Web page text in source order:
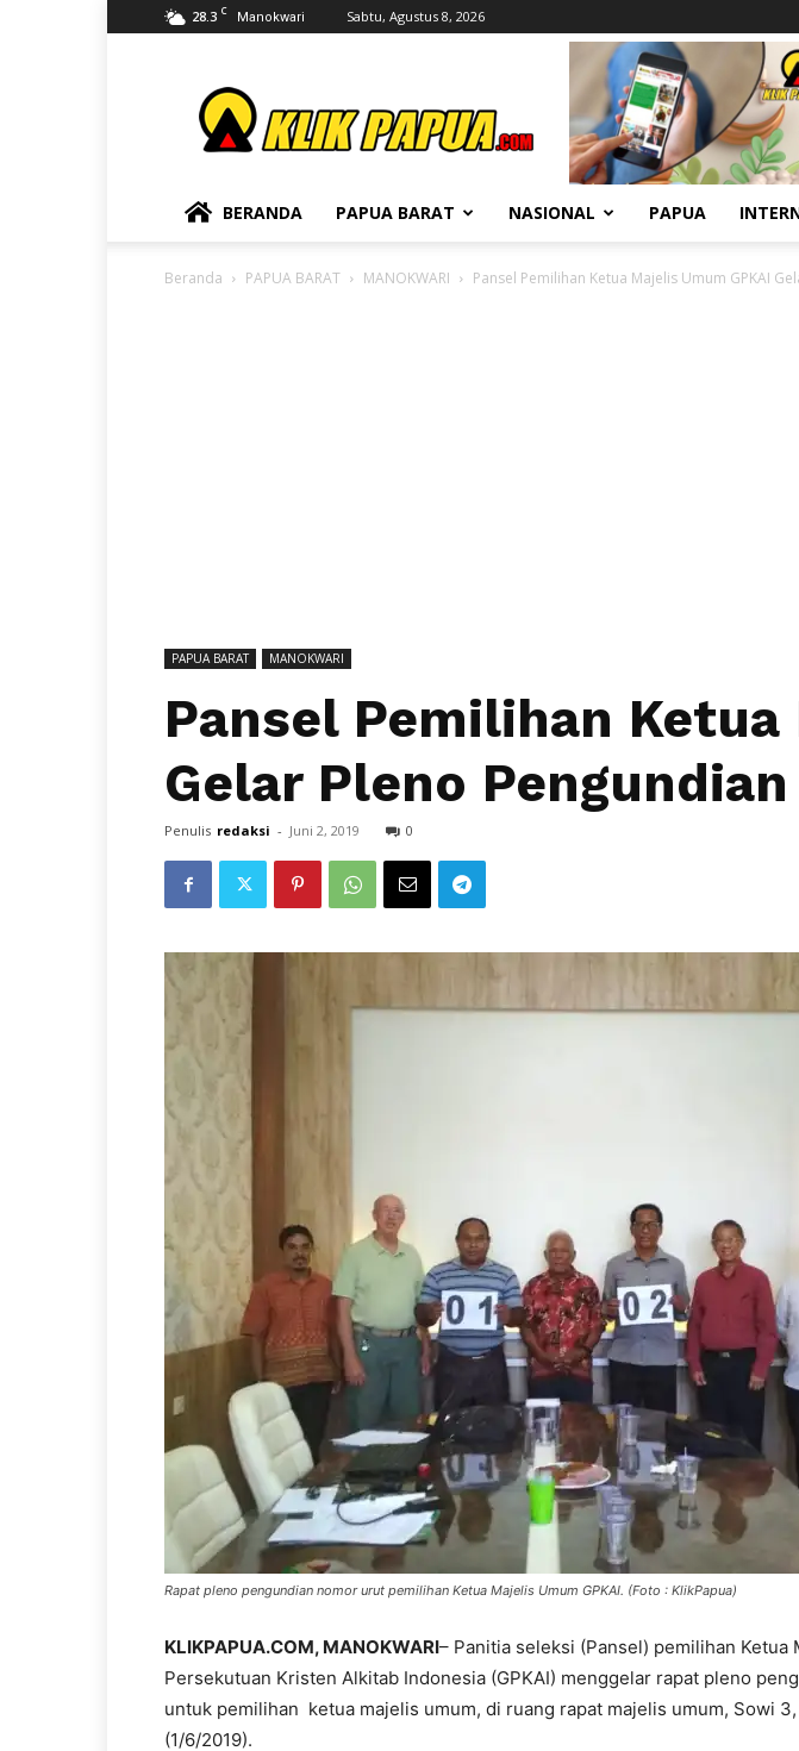
28.3 C Manokwari Sabtu, Agustus 8, 2026
BERANDA PAPUA BARAT NASIONAL PAPUA
Beranda PAPUA BARAT MANOKWARI Pansel Pemilihan Ketua Majelis Umum GPKAI
PAPUA BARAT MANOKWARI
Pansel Pemilihan Ketua
Gelar Pleno
Penulis redaksi - Juni 2, 2019 0
Rapat pleno pengundian nomor urut pemilihan Ketua Majelis Umum GPKAI. (Foto : KlikPapua)
KLIKPAPUA.COM, MANOKWARI– Panitia seleksi (Pansel) pemilihan Ketua
Persekutuan Kristen Alkitab Indonesia (GPKAI) menggelar rapat pleno
untuk pemilihan ketua majelis umum, di ruang rapat majelis umum, Sowi
(1/6/2019).